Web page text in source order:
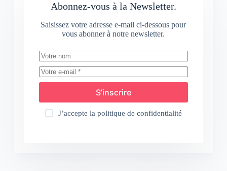
Abonnez-vous à la Newsletter.
Saisissez votre adresse e-mail ci-dessous pour
vous abonner à notre newsletter.
S’inscrire
J’accepte la politique de confidentialité